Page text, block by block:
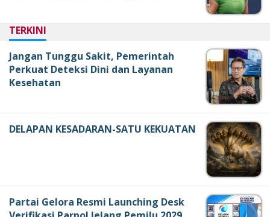
TERKINI
Jangan Tunggu Sakit, Pemerintah
Perkuat Deteksi Dini dan Layanan
Kesehatan
DELAPAN KESADARAN-SATU KEKUATAN
Partai Gelora Resmi Launching Desk